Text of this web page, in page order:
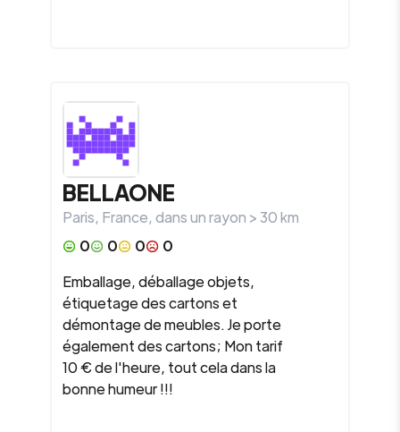
BELLAONE
Paris, France, dans un rayon >30km
0
0 0
0
Emballage, déballage objets,
étiquetage des cartons et
démontage de meubles. Je porte
également des cartons; Mon tarif
10 € de l'heure, tout cela dans la
bonne humeur !!!